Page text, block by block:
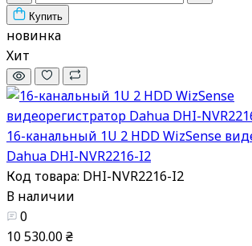
Купить
новинка
Хит
16-канальный 1U 2 HDD WizSense
Dahua DHI-NVR2216-I2
Код товара: DHI-NVR2216-I2
В наличии
0
10 530.00 ₴